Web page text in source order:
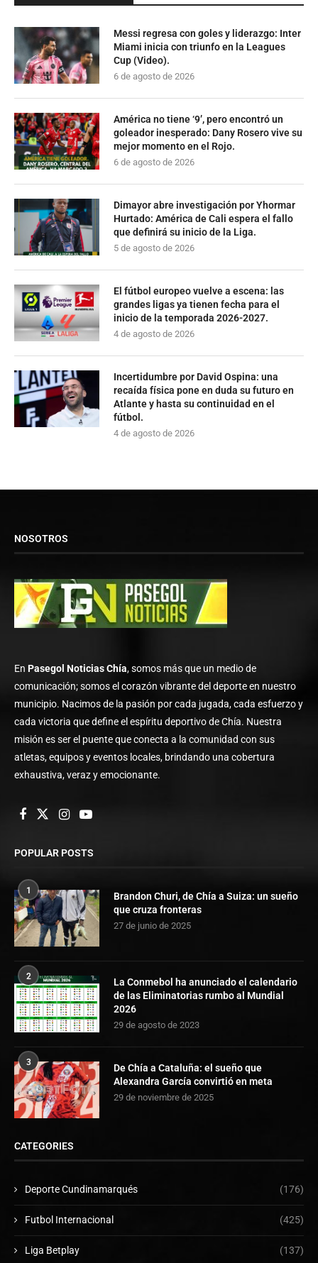
Messi regresa con goles y liderazgo: Inter
Miami inicia con triunfo en la Leagues
Cup (Video).
6 de agosto de 2026
América no tiene ‘9’, pero encontró un
goleador inesperado: Dany Rosero vive su
mejor momento en el Rojo.
6 de agosto de 2026
Dimayor abre investigación por Yhormar
Hurtado: América de Cali espera el fallo
que definirá su inicio de la Liga.
5 de agosto de 2026
El fútbol europeo vuelve a escena: las
grandes ligas ya tienen fecha para el
inicio de la temporada 2026-2027.
4 de agosto de 2026
Incertidumbre por David Ospina: una
recaída física pone en duda su futuro en
Atlante y hasta su continuidad en el
fútbol.
4 de agosto de 2026
NOSOTROS
En Pasegol Noticias Chía, somos más que un medio de
comunicación; somos el corazón vibrante del deporte en nuestro
municipio. Nacimos de la pasión por cada jugada, cada esfuerzo y
cada victoria que define el espíritu deportivo de Chía. Nuestra
misión es ser el puente que conecta a la comunidad con sus
atletas, equipos y eventos locales, brindando una cobertura
exhaustiva, veraz y emocionante.
POPULAR POSTS
1
Brandon Churi, de Chía a Suiza: un sueño
que cruza fronteras
27 de junio de 2025
2
La Conmebol ha anunciado el calendario
de las Eliminatorias rumbo al Mundial
2026
29 de agosto de 2023
3
De Chía a Cataluña: el sueño que
Alexandra García convirtió en meta
29 de noviembre de 2025
CATEGORIES
Deporte Cundinamarqués (176)
Futbol Internacional (425)
Liga Betplay (137)